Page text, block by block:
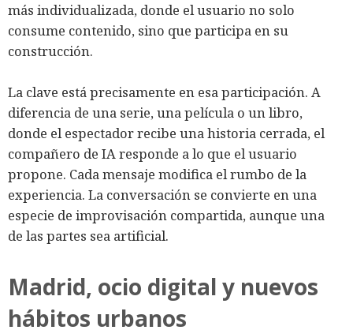
más individualizada, donde el usuario no solo
consume contenido, sino que participa en su
construcción.
La clave está precisamente en esa participación. A
diferencia de una serie, una película o un libro,
donde el espectador recibe una historia cerrada, el
compañero de IA responde a lo que el usuario
propone. Cada mensaje modifica el rumbo de la
experiencia. La conversación se convierte en una
especie de improvisación compartida, aunque una
de las partes sea artificial.
Madrid, ocio digital y nuevos
hábitos urbanos